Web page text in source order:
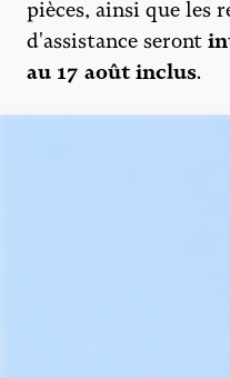
pièces, ainsi que les
d'assistance seront
au 17 août inclus.